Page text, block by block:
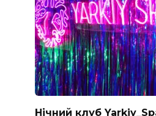
Нічний клуб